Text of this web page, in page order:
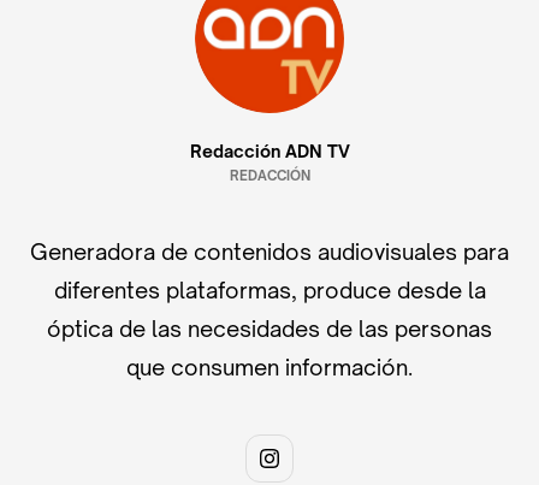
Redacción ADN TV
REDACCIÓN
Generadora de contenidos audiovisuales para
diferentes plataformas, produce desde la
óptica de las necesidades de las personas
que consumen información.